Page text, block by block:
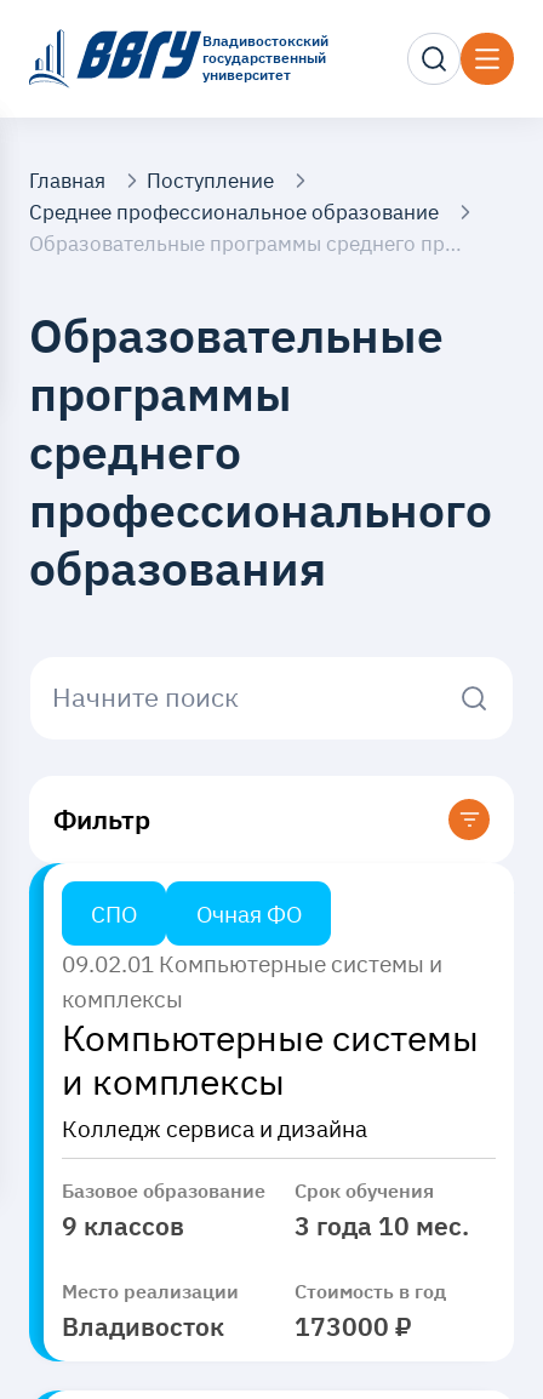
Владивостокский
государственный
университет
Главная
Поступление
Среднее профессиональное образование
Образовательные программы среднего профессионального образования
Образовательные
программы
среднего
профессионального
образования
Начните поиск
Фильтр
Код направления
Введите
Место реализации
Уссурийск
Владивосток
Находка
Артем
Колледж
Академический колледж
Колледж сервиса и дизайна
Колледж информационных и
креативных технологий
Форма обучения
Очная
Технология обучения
СПО
Очная ФО
09.02.01 Компьютерные системы и
комплексы
Компьютерные системы
и комплексы
Колледж сервиса и дизайна
Базовое образование
9 классов
Срок обучения
3 года 10 мес.
Место реализации
Владивосток
Стоимость в год
173000 ₽